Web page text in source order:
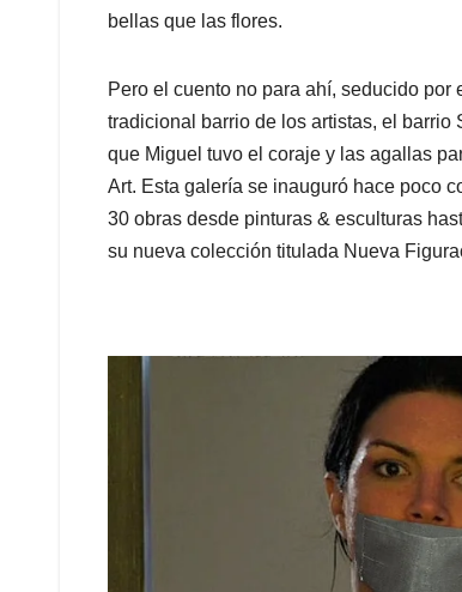
bellas que las flores.
Pero el cuento no para ahí, seducido por
tradicional barrio de los artistas, el
que Miguel tuvo el coraje y las agallas
Art. Esta galería se inauguró hace poco
30 obras desde pinturas & esculturas
su nueva colección titulada Nueva